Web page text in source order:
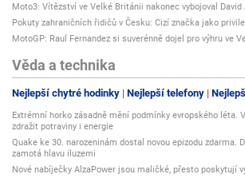
Moto3: Vítězství ve Velké Británii nakonec vybojoval David
Pokuty zahraničních řidičů v Česku: Cizí značka jako
MotoGP: Raul Fernandez si suverénně dojel pro výhru ve
Věda a technika
Nejlepší chytré hodinky Nejlepší telefony
Extrémní horko zásadně mění podmínky evropského léta.
zdražit potraviny i energie
Quake ke 30. narozeninám dostal novou epizodu zdarma.
zamotá hlavu iluzemi
Nové nabíječky AlzaPower jsou maličké, přesto poskytují